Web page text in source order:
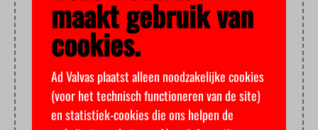
maakt gebruik van
cookies.
Ad Valvas plaatst alleen noodzakelijke cookies
(voor het technisch functioneren van de site)
en statistiek-cookies die ons helpen de